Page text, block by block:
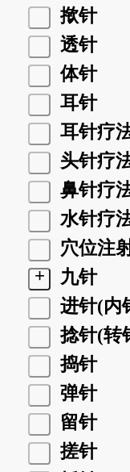
揿针
透针
体针
耳针
耳针疗
头针疗
鼻针疗
水针疗
穴位注
+
九针
进针(内
捻针(转
捣针
弹针
留针
搓针